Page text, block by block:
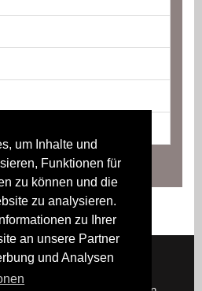
um Inhalte und
Funktionen für
zu können und die
zu analysieren.
zu Ihrer
an unsere Partner
und Analysen